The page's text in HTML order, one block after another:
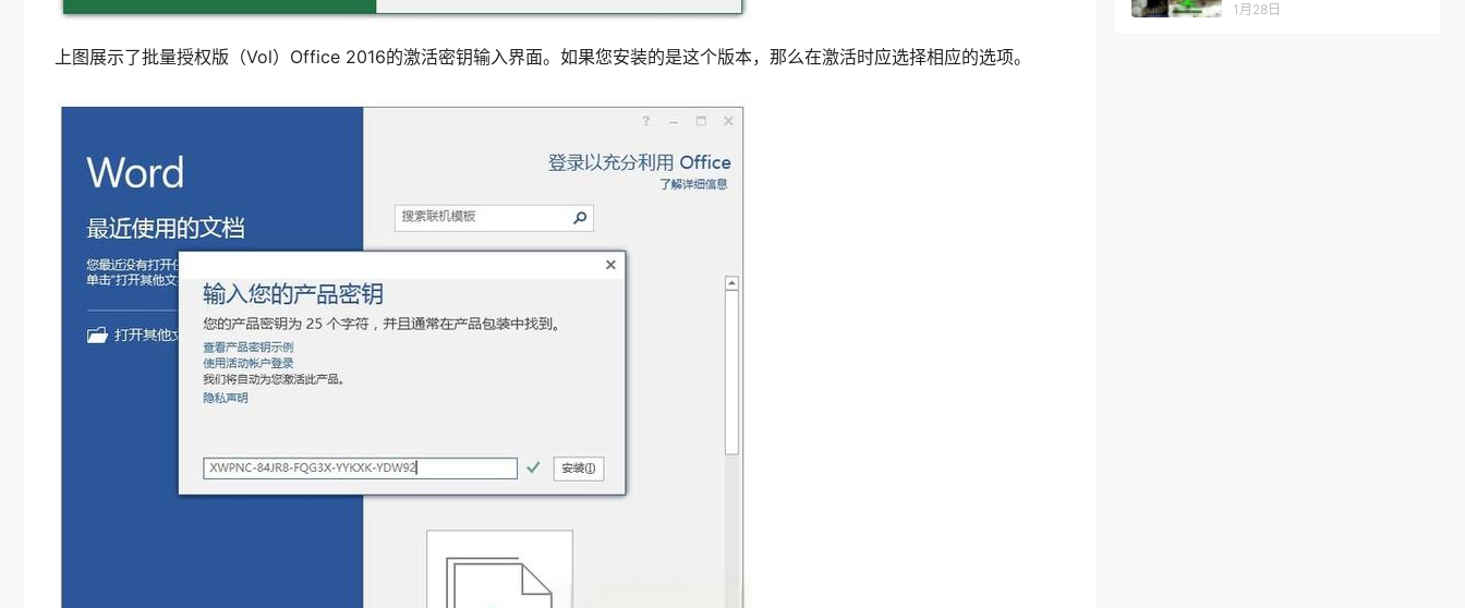
上图展示了批量授权版（Vol）Office 2016的激活密钥输入界面。如果您安装的是这个版本，那么在激活时应选择相应的选项。
1月28日